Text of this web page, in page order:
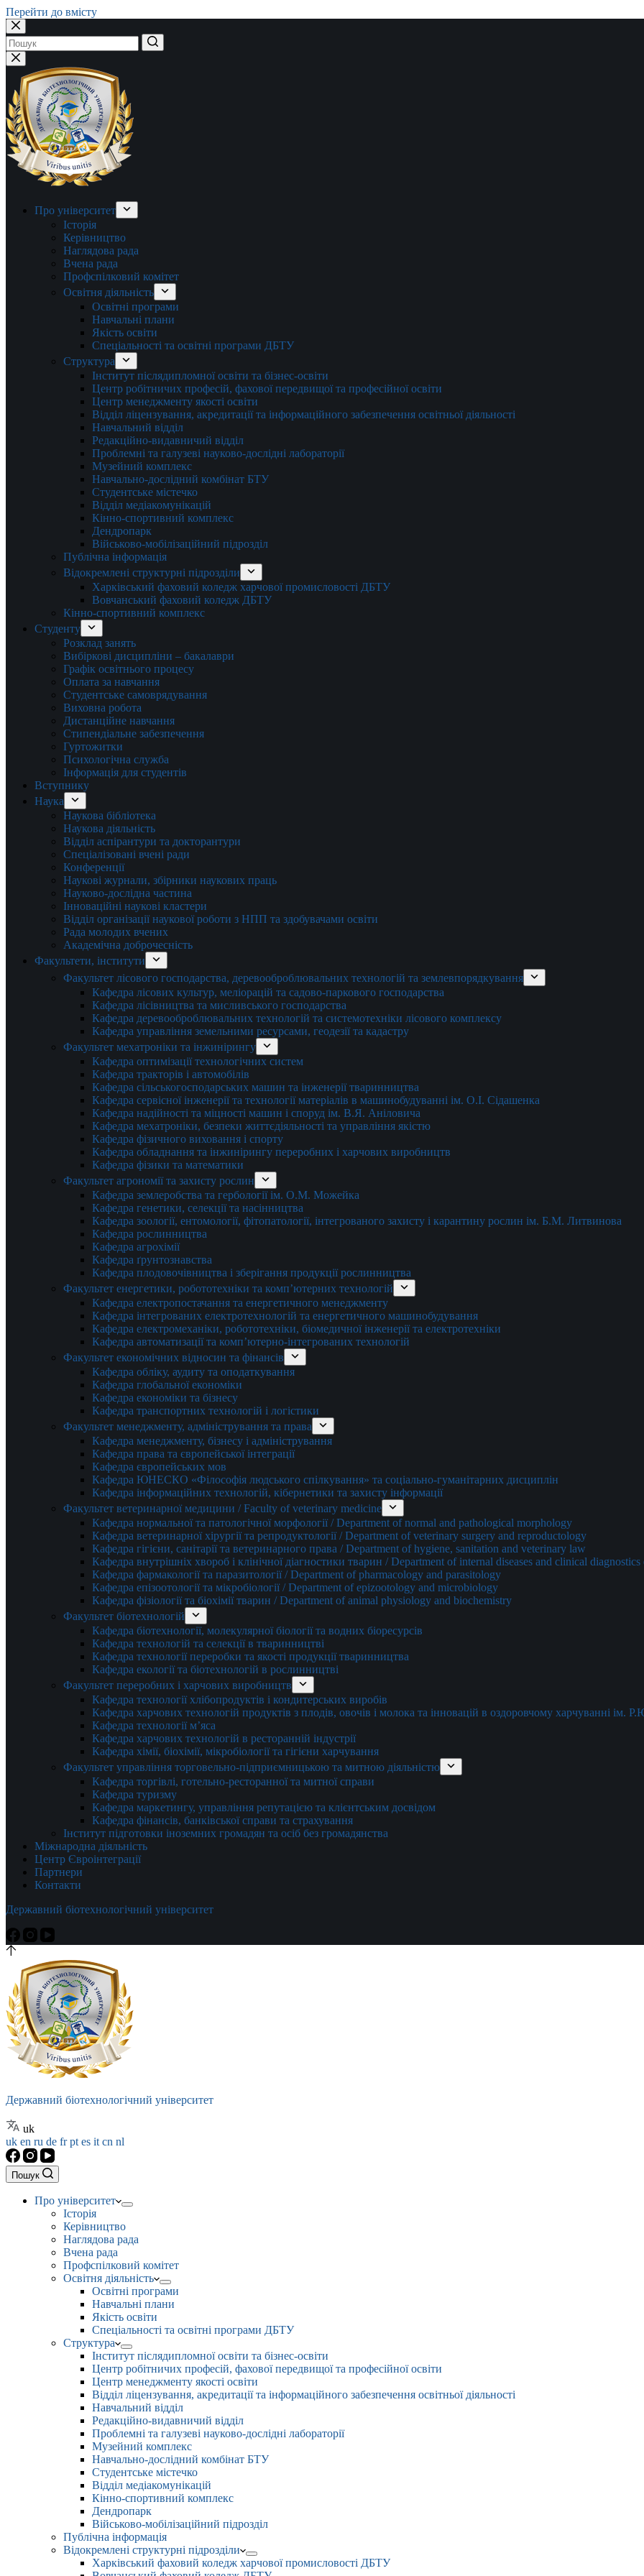
Перейти до вмісту
Немає
результатів
Про університет
Історія
Керівництво
Наглядова рада
Вчена рада
Профспілковий комітет
Освітня діяльність
Освітні програми
Навчальні плани
Якість освіти
Спеціальності та освітні програми ДБТУ
Структура
Інститут післядипломної освіти та бізнес-освіти
Центр робітничих професій, фахової передвищої та професійної освіти
Центр менеджменту якості освіти
Відділ ліцензування, акредитації та інформаційного забезпечення освітньої діяльності
Навчальний відділ
Редакційно-видавничий відділ
Проблемні та галузеві науково-дослідні лабораторії
Музейний комплекс
Навчально-дослідний комбінат БТУ
Студентське містечко
Відділ медіакомунікацій
Кінно-спортивний комплекс
Дендропарк
Військово-мобілізаційний підрозділ
Публічна інформація
Відокремлені структурні підрозділи
Харківський фаховий коледж харчової промисловості ДБТУ
Вовчанський фаховий коледж ДБТУ
Кінно-спортивний комплекс
Студенту
Розклад занять
Вибіркові дисципліни – бакалаври
Графік освітнього процесу
Оплата за навчання
Студентське самоврядування
Виховна робота
Дистанційне навчання
Стипендіальне забезпечення
Гуртожитки
Психологічна служба
Інформація для студентів
Вступнику
Наука
Наукова бібліотека
Наукова діяльність
Відділ аспірантури та докторантури
Спеціалізовані вчені ради
Конференції
Наукові журнали, збірники наукових праць
Науково-дослідна частина
Інноваційні наукові кластери
Відділ організації наукової роботи з НПП та здобувачами освіти
Рада молодих вчених
Академічна доброчесність
Факультети, інститути
Факультет лісового господарства, деревооброблювальних технологій та землевпорядкування
Кафедра лісових культур, меліорацій та садово-паркового господарства
Кафедра лісівництва та мисливського господарства
Кафедра деревооброблювальних технологій та системотехніки лісового комплексу
Кафедра управління земельними ресурсами, геодезії та кадастру
Факультет мехатроніки та інжинірингу
Кафедра оптимізації технологічних систем
Кафедра тракторів і автомобілів
Кафедра сільськогосподарських машин та інженерії тваринництва
Кафедра cервісної інженерії та технології матеріалів в машинобудуванні ім. О.І. Сідашенка
Кафедра надійності та міцності машин і споруд ім. В.Я. Аніловича
Кафедра мехатроніки, безпеки життєдіяльності та управління якістю
Кафедра фізичного виховання і спорту
Кафедра обладнання та інжинірингу переробних і харчових виробництв
Кафедра фізики та математики
Факультет агрономії та захисту рослин
Кафедра землеробства та гербології ім. О.М. Можейка
Кафедра генетики, селекції та насінництва
Кафедра зоології, ентомології, фітопатології, інтегрованого захисту і карантину рослин ім. Б.М. Литвинова
Кафедра рослинництва
Кафедра агрохімії
Кафедра ґрунтознавства
Кафедра плодовочівництва і зберігання продукції рослинництва
Факультет енергетики, робототехніки та комп’ютерних технологій
Кафедра електропостачання та енергетичного менеджменту
Кафедра інтегрованих електротехнологій та енергетичного машинобудування
Кафедра електромеханіки, робототехніки, біомедичної інженерії та електротехніки
Кафедра автоматизації та комп’ютерно-інтегрованих технологій
Факультет економічних відносин та фінансів
Кафедра обліку, аудиту та оподаткування
Кафедра глобальної економіки
Кафедра економіки та бізнесу
Кафедра транспортних технологій і логістики
Факультет менеджменту, адміністрування та права
Кафедра менеджменту, бізнесу і адміністрування
Кафедра права та європейської інтеграції
Кафедра європейських мов
Кафедра ЮНЕСКО «Філософія людського спілкування» та соціально-гуманітарних дисциплін
Кафедра інформаційних технологій, кібернетики та захисту інформації
Факультет ветеринарної медицини / Faculty of veterinary medicine
Кафедра нормальної та патологічної морфології / Department of normal and pathological morphology
Кафедра ветеринарної хірургії та репродуктології / Department of veterinary surgery and reproductology
Кафедра гігієни, санітарії та ветеринарного права / Department of hygiene, sanitation and veterinary law
Кафедра внутрішніх хвороб і клінічної діагностики тварин / Department of internal diseases and clinical
Кафедра фармакології та паразитології / Department of pharmacology and parasitology
Кафедра епізоотології та мікробіології / Department of epizootology and microbiology
Кафедра фізіології та біохімії тварин / Department of animal physiology and biochemistry
Факультет біотехнологій
Кафедра біотехнології, молекулярної біології та водних біоресурсів
Кафедра технологій та селекції в тваринництві
Кафедра технології переробки та якості продукції тваринництва
Кафедра екології та біотехнологій в рослинництві
Факультет переробних і харчових виробництв
Кафедра технології хлібопродуктів і кондитерських виробів
Кафедра харчових технологій продуктів з плодів, овочів і молока та інновацій в оздоровчому харчуванні ім.
Кафедра технології м’яса
Кафедра харчових технологій в ресторанній індустрії
Кафедра хімії, біохімії, мікробіології та гігієни харчування
Факультет управління торговельно-підприємницькою та митною діяльністю
Кафедра торгівлі, готельно-ресторанної та митної справи
Кафедра туризму
Кафедра маркетингу, управління репутацією та клієнтським досвідом
Кафедра фінансів, банківської справи та страхування
Інститут підготовки іноземних громадян та осіб без громадянства
Міжнародна діяльність
Центр Євроінтеграції
Партнери
Контакти
Державний біотехнологічний університет
Державний біотехнологічний університет
uk
uk en ru de frpt es it cn nl
Пошук
Про університет
Історія
Керівництво
Наглядова рада
Вчена рада
Профспілковий комітет
Освітня діяльність
Освітні програми
Навчальні плани
Якість освіти
Спеціальності та освітні програми ДБТУ
Структура
Інститут післядипломної освіти та бізнес-освіти
Центр робітничих професій, фахової передвищої та професійної освіти
Центр менеджменту якості освіти
Відділ ліцензування, акредитації та інформаційного забезпечення освітньої діяльності
Навчальний відділ
Редакційно-видавничий відділ
Проблемні та галузеві науково-дослідні лабораторії
Музейний комплекс
Навчально-дослідний комбінат БТУ
Студентське містечко
Відділ медіакомунікацій
Кінно-спортивний комплекс
Дендропарк
Військово-мобілізаційний підрозділ
Публічна інформація
Відокремлені структурні підрозділи
Харківський фаховий коледж харчової промисловості ДБТУ